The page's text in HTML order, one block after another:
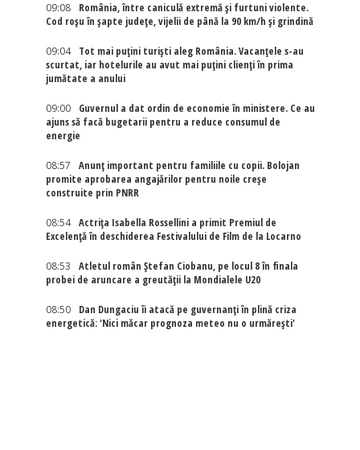
09:08
România, între caniculă extremă și furtuni violente.
Cod roșu în șapte județe, vijelii de până la 90 km/h și grindină
09:04
Tot mai puțini turiști aleg România. Vacanțele s-au
scurtat, iar hotelurile au avut mai puțini clienți în prima
jumătate a anului
09:00
Guvernul a dat ordin de economie în ministere. Ce au
ajuns să facă bugetarii pentru a reduce consumul de
energie
08:57
Anunț important pentru familiile cu copii. Bolojan
promite aprobarea angajărilor pentru noile creșe
construite prin PNRR
08:54
Actriţa Isabella Rossellini a primit Premiul de
Excelenţă în deschiderea Festivalului de Film de la Locarno
08:53
Atletul român Ștefan Ciobanu, pe locul 8 în finala
probei de aruncare a greutății la Mondialele U20
08:50
Dan Dungaciu îi atacă pe guvernanți în plină criza
energetică: 'Nici măcar prognoza meteo nu o urmărești'